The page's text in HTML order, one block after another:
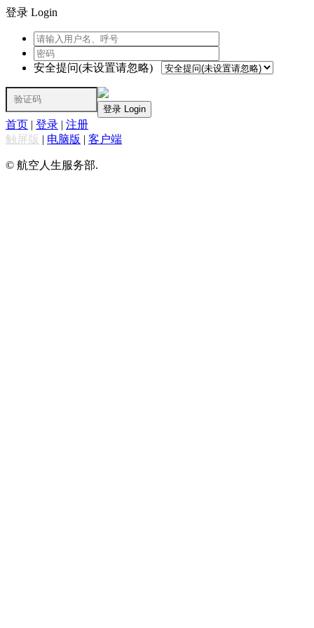
登录 Login
安全提问(未设置请忽略)
登录 Login
首页 | 登录 | 注册
触屏版 | 电脑版 | 客户端
© 航空人生服务部.